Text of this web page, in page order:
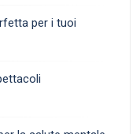
per i tuoi